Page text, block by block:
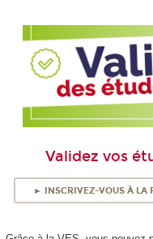
Validez vos
► INSCRIVEZ-VOUS À LA